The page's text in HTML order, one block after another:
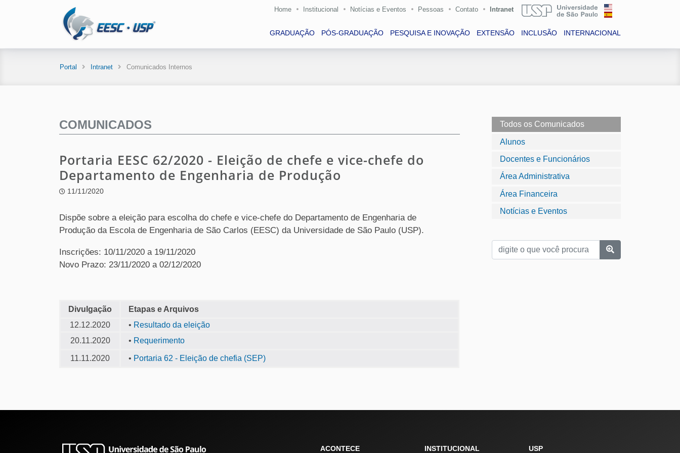
Home Institucional Notícias e Eventos Pessoas Contato Intranet
GRADUAÇÃO PÓS-GRADUAÇÃO PESQUISA E INOVAÇÃO EXTENSÃO INCLUSÃO INTERNACIONAL
Portal Intranet Comunicados Internos
Todos os Comunicados
Alunos
Docentes e Funcionários
Área Administrativa
Área Financeira
Notícias e Eventos
COMUNICADOS
Portaria EESC 62/2020 - Eleição de chefe e vice-chefe do
Departamento de Engenharia de Produção
11/11/2020
Dispõe sobre a eleição para escolha do chefe e vice-chefe do Departamento de Engenharia de
Produção da Escola de Engenharia de São Carlos (EESC) da Universidade de São Paulo (USP).
Inscrições: 10/11/2020 a 19/11/2020
Novo Prazo: 23/11/2020 a 02/12/2020
Divulgação
Etapas e Arquivos
12.12.2020
• Resultado da eleição
20.11.2020
• Requerimento
11.11.2020 • Portaria 62 - Eleição de chefia (SEP)
ACONTECE INSTITUCIONAL USP